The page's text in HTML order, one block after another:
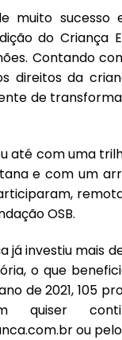
muito
do
Contando
direitos da
de
até com uma
e com um
OSB.
já investiu mais
o que
de 2021, 105
quiser
ou